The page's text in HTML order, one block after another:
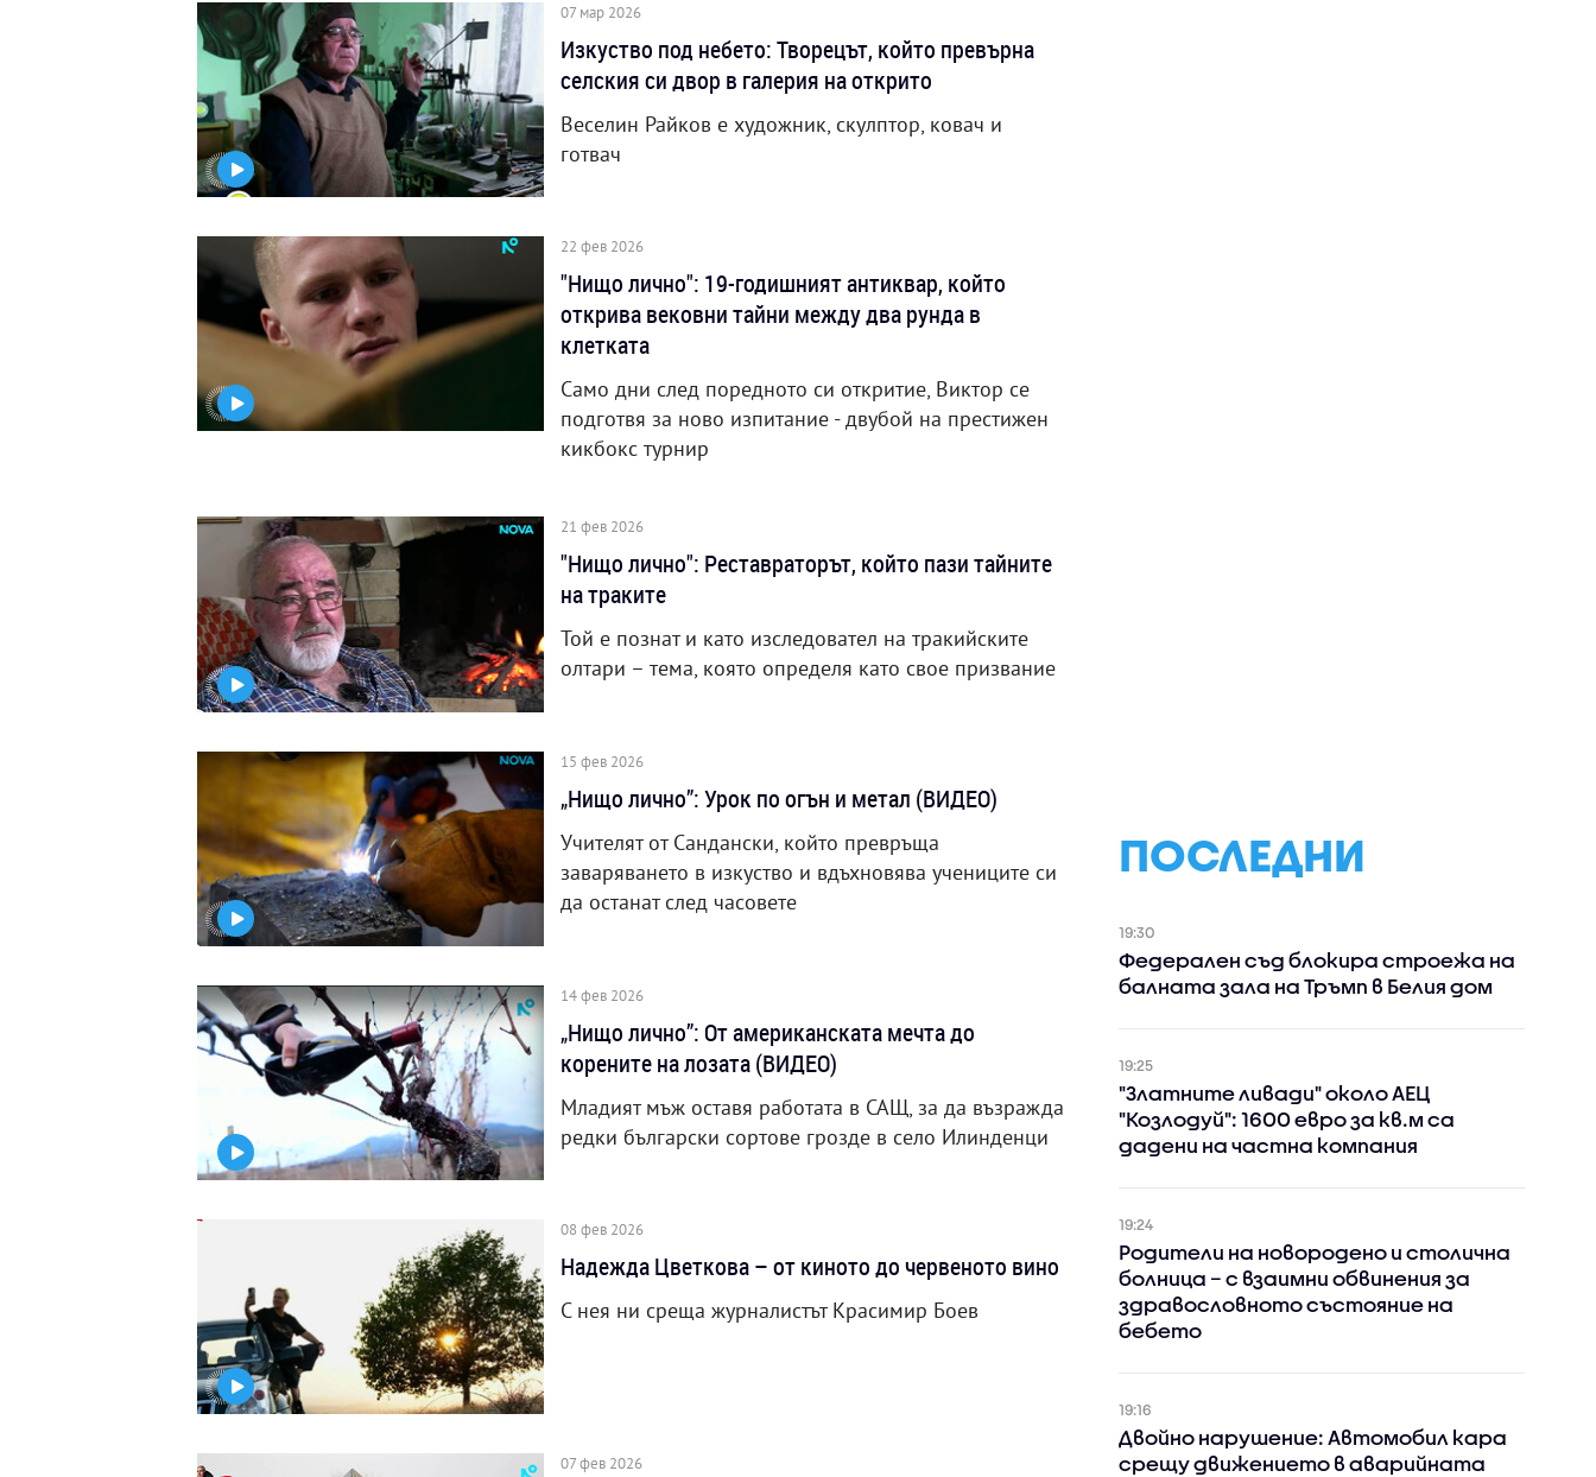
07 мар 2026
Изкуство под небето: Творецът, който превърна
селския си двор в галерия на открито
Веселин Райков е художник, скулптор, ковач и
готвач
22 фев 2026
"Нищо лично": 19-годишният антиквар, който
открива вековни тайни между два рунда в
клетката
Само дни след поредното си откритие, Виктор се
подготвя за ново изпитание - двубой на престижен
кикбокс турнир
21 фев 2026
"Нищо лично": Реставраторът, който пази тайните
на траките
Той е познат и като изследовател на тракийските
олтари – тема, която определя като свое призвание
15 фев 2026
„Нищо лично”: Урок по огън и метал (ВИДЕО)
Учителят от Сандански, който превръща
заваряването в изкуство и вдъхновява учениците си
да останат след часовете
14 фев 2026
„Нищо лично”: От американската мечта до
корените на лозата (ВИДЕО)
Младият мъж оставя работата в САЩ, за да възражда
редки български сортове грозде в село Илинденци
08 фев 2026
Надежда Цветкова – от киното до червеното вино
С нея ни среща журналистът Красимир Боев
07 фев 2026
ПОСЛЕДНИ
19:30
Федерален съд блокира строежа на
балната зала на Тръмп в Белия дом
19:25
"Златните ливади" около АЕЦ
"Козлодуй": 1600 евро за кв.м са
дадени на частна компания
19:24
Родители на новородено и столична
болница – с взаимни обвинения за
здравословното състояние на
бебето
19:16
Двойно нарушение: Автомобил кара
срещу движението в аварийната